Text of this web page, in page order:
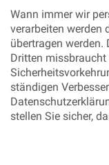
Wann immer wir
verarbeiten werden
übertragen werden.
Dritten missbraucht
ständigen
stellen Sie sicher,